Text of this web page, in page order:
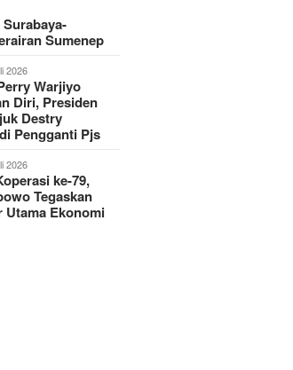
Sumenep
2026
Warjiyo
Diri, Presiden
Destry
Pengganti Pjs
2026
ke-79,
Tegaskan
Utama Ekonomi